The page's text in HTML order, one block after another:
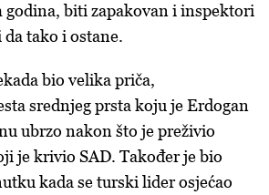
godina, biti zapakovan i inspektori
da tako i ostane.
bio velika priča,
srednjeg prsta koju je Erdogan
ubrzo nakon što je preživio
je krivio SAD. Također je bio
kada se turski lider osjećao